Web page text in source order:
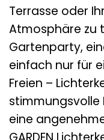
Terrasse oder
Atmosphäre zu
Gartenparty,
einfach nur für
Freien –
eine